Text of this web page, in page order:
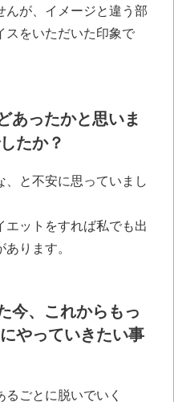
んが、イメージと違う部
スをいただいた印象で
あったかと思いま
たか？
、と不安に思っていまし
エットをすれば私でも出
ります。
今、これからもっ
やっていきたい事
ごとに脱いでいく